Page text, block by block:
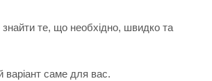
те, що необхідно, швидко та
варіант саме для вас.